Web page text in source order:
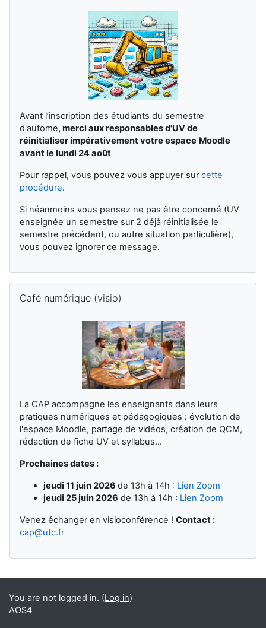
Avant l’inscription des étudiants du semestre
d'autome,merci aux responsables d'UV de
réinitialiser impérativement votre espace Moodle
avant le lundi 24 août
Pour rappel, vous pouvez vous appuyer surcette
procédure.
Si néanmoins vous pensez ne pas être concerné (UV
enseignée un semestre sur 2 déjà réinitialisée le
semestre précédent, ou autre situation particulière),
vous pouvez ignorer ce message.
Café numérique (visio)
La CAP accompagne les enseignants dans leurs
pratiques numériques et pédagogiques : évolution de
l'espace Moodle, partage de vidéos, création de QCM,
rédaction de fiche UV et syllabus...
Prochaines dates :
jeudi 11 juin 2026 de 13h à 14h : Lien Zoom
jeudi 25 juin 2026 de 13h à 14h : Lien Zoom
Venez échanger en visioconférence ! Contact :
cap@utc.fr
You are not logged in. (Log in)
AOS4